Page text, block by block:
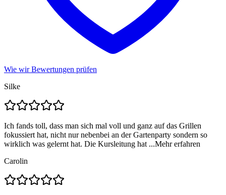
Wie wir Bewertungen prüfen
Silke
Ich fands toll, dass man sich mal voll und ganz auf das Grillen
fokussiert hat, nicht nur nebenbei an der Gartenparty sondern so
wirklich was gelernt hat. Die Kursleitung hat ...Mehr erfahren
Carolin